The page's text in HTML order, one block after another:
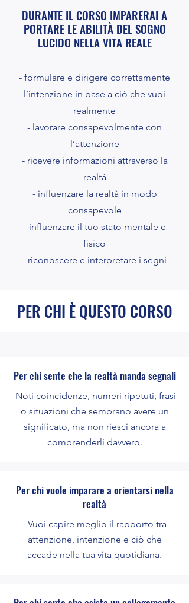
DURANTE IL CORSO IMPARERAI A
PORTARE LE ABILITÀ DEL SOGNO
LUCIDO NELLA VITA REALE
- formulare e dirigere correttamente
l’intenzione in base a ciò che vuoi
realmente
- lavorare consapevolmente con
l’attenzione
- ricevere informazioni attraverso la
realtà
- influenzare la realtà in modo
consapevole
- influenzare il tuo stato mentale e
fisico
- riconoscere e interpretare i segni
PER CHI È QUESTO CORSO
Per chi sente che la realtà manda segnali
Noti coincidenze, numeri ripetuti, frasi
o situazioni che sembrano avere un
significato, ma non riesci ancora a
comprenderli davvero.
Per chi vuole imparare a orientarsi nella
realtà
Vuoi capire meglio il rapporto tra
attenzione, intenzione e ciò che
accade nella tua vita quotidiana.